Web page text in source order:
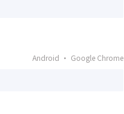
Android · Google Chrome